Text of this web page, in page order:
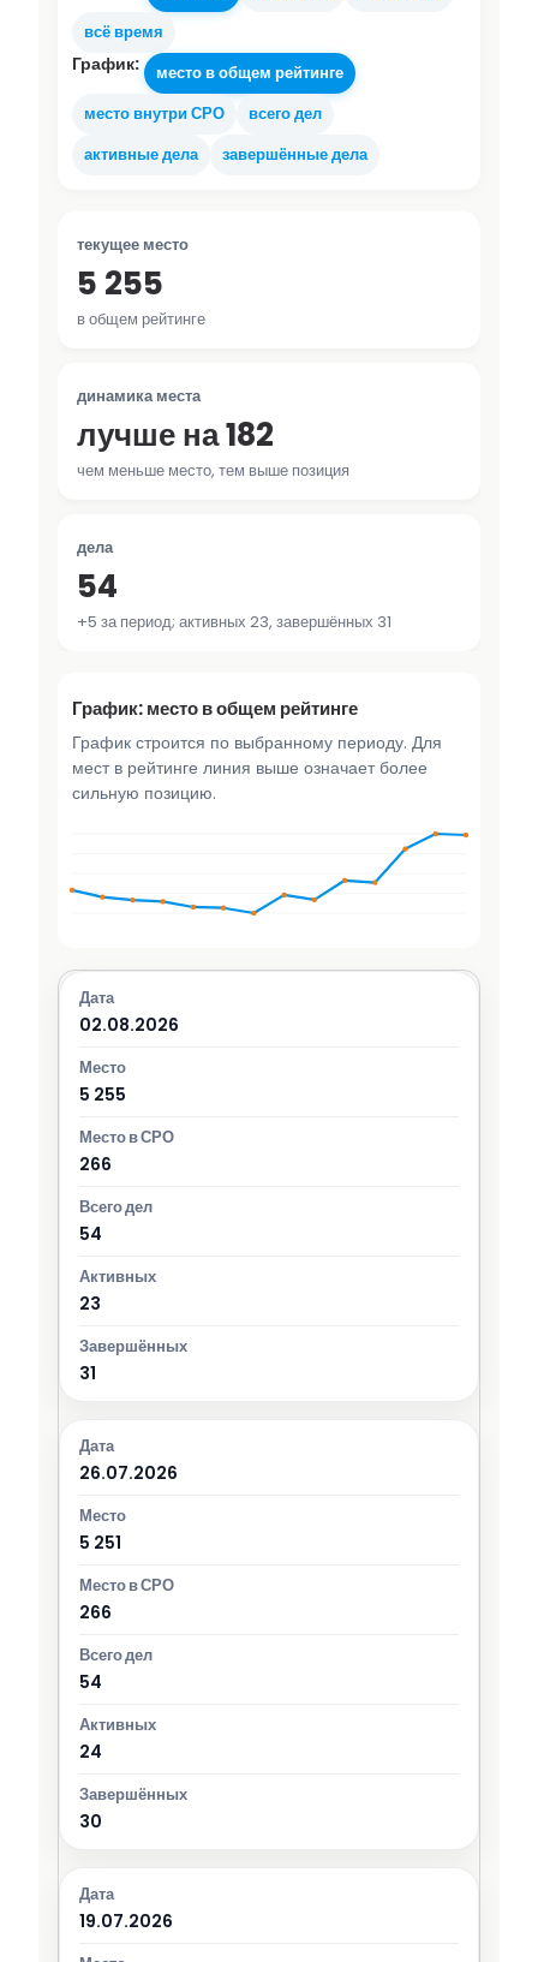
всё время
График:
место в общем рейтинге
место внутри СРО
всего дел
активные дела
завершённые дела
текущее место
5 255
в общем рейтинге
динамика места
лучше на 182
чем меньше место, тем выше позиция
дела
54
+5 за период; активных 23, завершённых 31
График: место в общем рейтинге
График строится по выбранному периоду. Для
мест в рейтинге линия выше означает более
сильную позицию.
02.08.2026
5 255
266
54
23
31
26.07.2026
5 251
266
54
24
30
19.07.2026